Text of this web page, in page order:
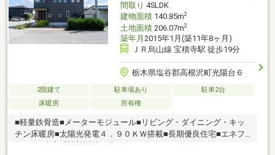
間取り 4SLDK
建物面積140.85m2
土地面積206.07m2
築年月 2015年1月(築11年8ヶ月)
ＪＲ烏山線 宝積寺駅 徒歩19分
栃木県塩谷郡高根沢町光陽台６
2階建て 駐車場あり
駐車2台
床暖房
所有権
■軽量鉄骨造■メーターモジュール■リビング・ダイニング・キッ
チン床暖房■太陽光発電４．９０ＫＷ搭載■長期優良住宅■エネフ